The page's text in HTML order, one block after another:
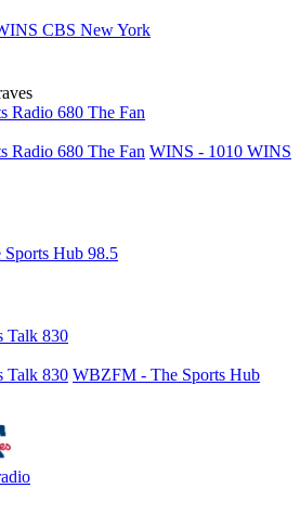
CBS New York
Radio 680 The Fan
Radio 680 The Fan WINS - 1010 WINS
Hub 98.5
Talk 830
Talk 830 WBZFM - The Sports Hub